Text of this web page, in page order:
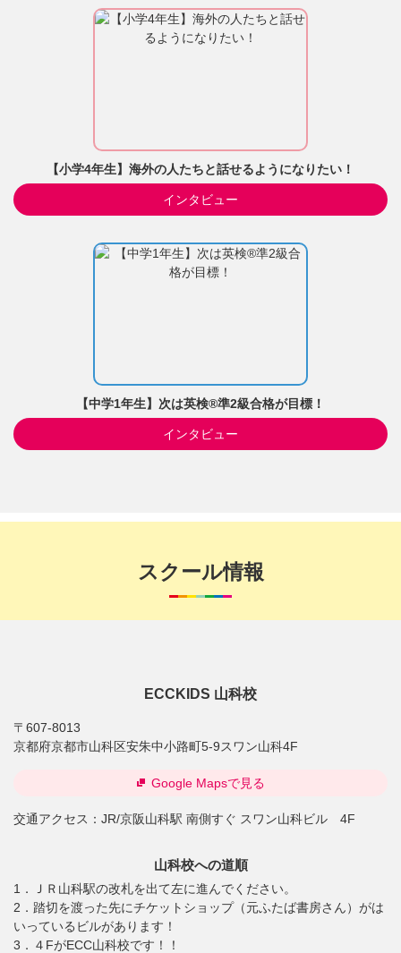
【小学4年生】海外の人たちと話せるようになりたい！
インタビュー
【中学1年生】次は英検®準2級合格が目標！
インタビュー
スクール情報
ECCKIDS 山科校
〒607-8013
京都府京都市山科区安朱中小路町5-9スワン山科4F
交通アクセス： JR/京阪山科駅 南側すぐ スワン山科ビル 4F
Google Mapsで見る
山科校への道順
1．ＪＲ山科駅の改札を出て左に進んでください。
2．踏切を渡った先にチケットショップ（元ふたば書房さん）がは
いっているビルがあります！
3．４FがECC山科校です！！